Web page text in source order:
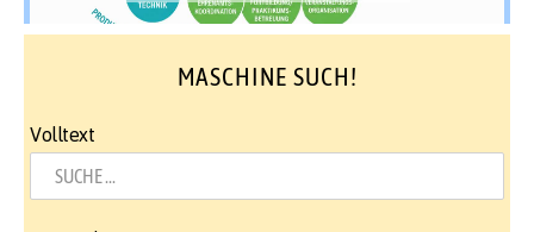
MASCHINE SUCH!
Volltext